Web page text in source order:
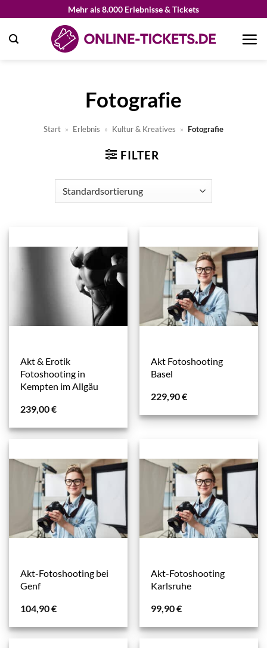
springen
Mehr als 8.000 Erlebnisse & Tickets
Fotografie
Start » Erlebnis » Kultur & Kreatives » Fotografie
FILTER
Akt & Erotik
Fotoshooting in
Kempten im Allgäu
239,00€
Akt Fotoshooting
Basel
229,90€
Akt-Fotoshooting bei
Genf
104,90€
Akt-Fotoshooting
Karlsruhe
99,90€